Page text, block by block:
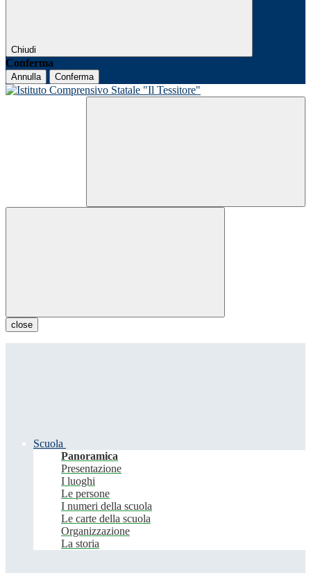
Chiudi
Conferma
Annulla Conferma
close
Scuola
Panoramica
Presentazione
I luoghi
Le persone
I numeri della scuola
Le carte della scuola
Organizzazione
La storia